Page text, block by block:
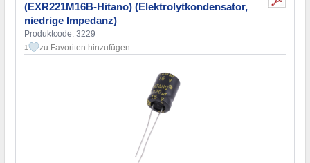
(EXR221M16B-Hitano) (Elektrolytkondensator,
niedrige Impedanz)
Produktcode: 3229
1 zu Favoriten hinzufügen